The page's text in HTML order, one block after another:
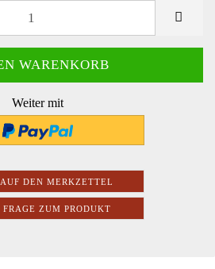
Weiter mit
AUF DEN MERKZETTEL
FRAGE ZUM PRODUKT